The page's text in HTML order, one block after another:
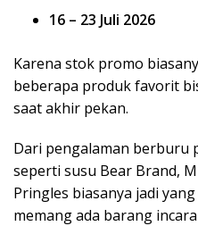
16 – 23 Juli 2026
Karena stok promo
beberapa produk favorit
saat akhir pekan.
Dari pengalaman berburu
seperti susu Bear Brand,
Pringles biasanya jadi
memang ada barang